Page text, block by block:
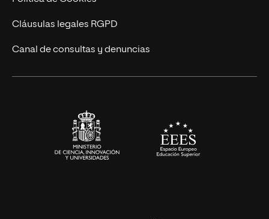
UNIR Revista
Eventos
Cláusulas legales RGPD
Canal de consultas y denuncias